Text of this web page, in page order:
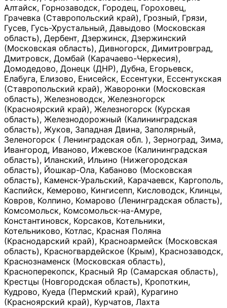
Алтайск, Горнозаводск, Городец, Гороховец,
Грачевка (Ставропольский край), Грозный, Грязи,
Гусев, Гусь-Хрустальный, Давыдово (Московская
область), Дербент, Дзержинск, Дзержинский
(Московская область), Дивногорск, Димитровград,
Дмитровск, Домбай (Карачаево-Черкесия),
Домодедово, Донецк (ДНР), Дубна, Егорьевск,
Елабуга, Елизово, Енисейск, Ессентуки, Ессентукская
(Ставропольский край), Жаворонки (Московская
область), Железноводск, Железногорск
(Красноярский край), Железногорск (Курская
область), Железнодорожный (Калининградская
область), Жуков, Западная Двина, Заполярный,
Зеленогорск ( Ленинградская обл. ), Зерноград, Зима,
Ивангород, Иваново, Ижевское (Калининградская
область), Иланский, Ильино (Нижегородская
область), Йошкар-Ола, Кабаново (Московская
область), Каменск-Уральский, Карачаевск, Каргополь,
Каспийск, Кемерово, Кингисепп, Кисловодск, Клинцы,
Ковров, Колпино, Комарово (Ленинградская область),
Комсомольск, Комсомольск-на-Амуре,
Константиновск, Корсаков, Котельники,
Котельниково, Котлас, Красная Поляна
(Краснодарский край), Красноармейск (Московская
область), Красногвардейское (Крым), Краснозаводск,
Краснознаменск (Московская область),
Красноперекопск, Красный Яр (Самарская область),
Крестцы (Новгородская область), Кропоткин,
Кудрово, Куеда (Пермский край), Курагино
(Красноярский край), Курчатов, Лахта